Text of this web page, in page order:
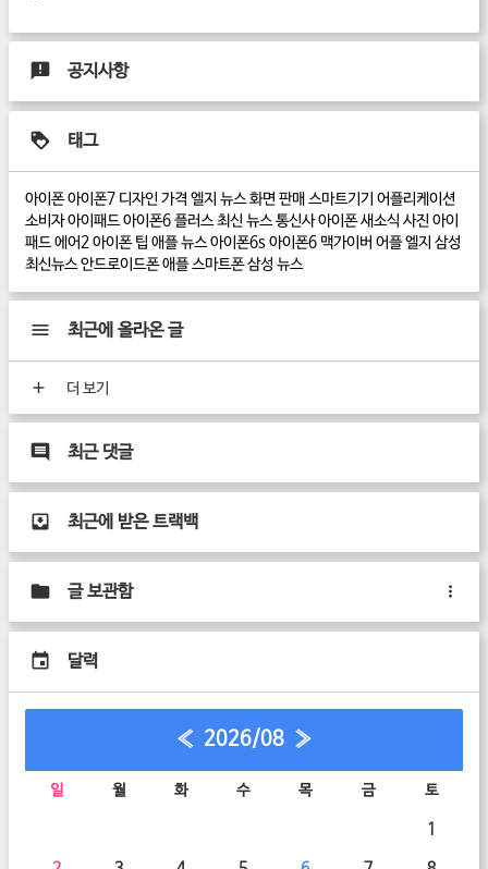
공지사항
태그
아이폰아이폰7 디자인 가격 엘지 뉴스화면 판매 스마트기기 어플리케이션
소비자아이패드아이폰6 플러스최신 뉴스통신사아이폰 새소식 사진 아이
패드 에어2아이폰 팁 애플 뉴스아이폰6s아이폰6 맥가이버 어플엘지 삼성
최신뉴스안드로이드폰애플스마트폰삼성 뉴스
최근에 올라온 글
더 보기
최근 댓글
최근에 받은 트랙백
글 보관함
달력
« 2026/08 »
일 월 화 수 목 금 토
1